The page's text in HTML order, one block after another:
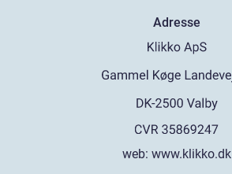
Adresse
web: www.klikko.dk